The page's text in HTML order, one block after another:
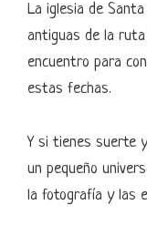
La iglesia de
antiguas de la
encuentro para
estas fechas.
Y si tienes suerte
un pequeño
la fotografía y las